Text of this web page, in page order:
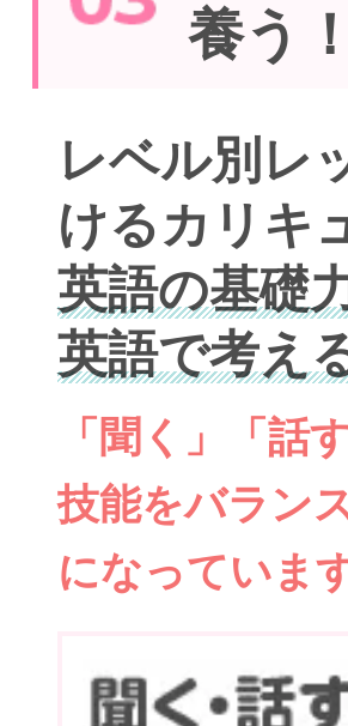
養う！
レベル別レ
けるカリキ
英語の基礎
英語で考え
「聞く」「話
技能をバラン
になっています